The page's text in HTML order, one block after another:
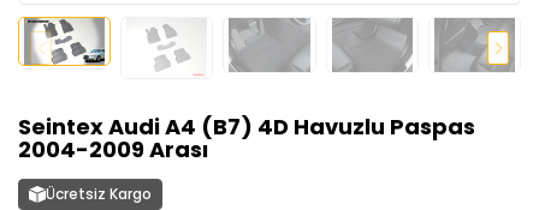
Seintex Audi A4 (B7) 4D Havuzlu Paspas
2004-2009 Arası
Ücretsiz Kargo